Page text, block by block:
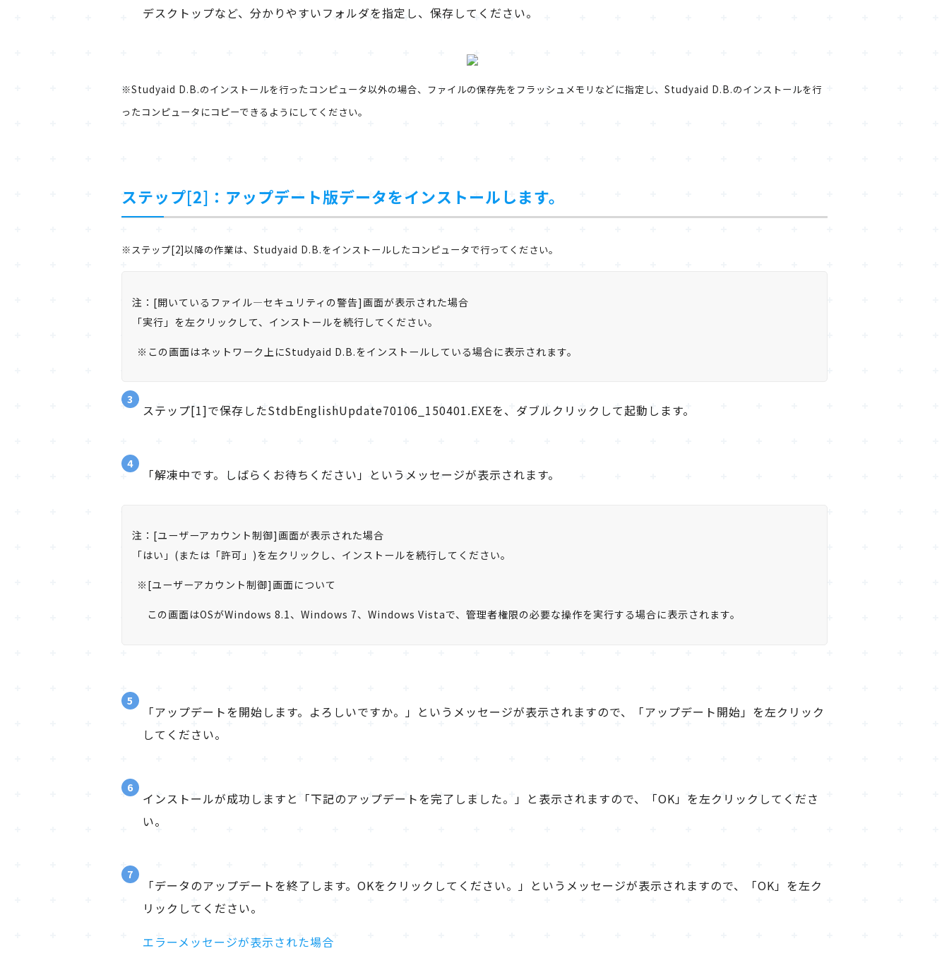
デスクトップなど、分かりやすいフォルダを指定し、保存してください。
※Studyaid D.B.のインストールを行ったコンピュータ以外の場合、ファイルの保存先をフラッシュメモリなどに指定し、Studyaid D.B.のインストールを行
ったコンピュータにコピーできるようにしてください。
ステップ[2]：アップデート版データをインストールします。
※ステップ[2]以降の作業は、Studyaid D.B.をインストールしたコンピュータで行ってください。
注：[開いているファイル―セキュリティの警告]画面が表示された場合
「実行」を左クリックして、インストールを続行してください。
※この画面はネットワーク上にStudyaid D.B.をインストールしている場合に表示されます。
3
ステップ[1]で保存したStdbEnglishUpdate70106_150401.EXEを、ダブルクリックして起動します。
4
「解凍中です。しばらくお待ちください」というメッセージが表示されます。
注：[ユーザーアカウント制御]画面が表示された場合
「はい」(または「許可」)を左クリックし、インストールを続行してください。
※[ユーザーアカウント制御]画面について
この画面はOSがWindows 8.1、Windows 7、Windows Vistaで、管理者権限の必要な操作を実行する場合に表示されます。
5
「アップデートを開始します。よろしいですか。」というメッセージが表示されますので、「アップデート開始」を左クリック
してください。
6
インストールが成功しますと「下記のアップデートを完了しました。」と表示されますので、「OK」を左クリックしてくださ
い。
7
「データのアップデートを終了します。OKをクリックしてください。」というメッセージが表示されますので、「OK」を左ク
リックしてください。
エラーメッセージが表示された場合